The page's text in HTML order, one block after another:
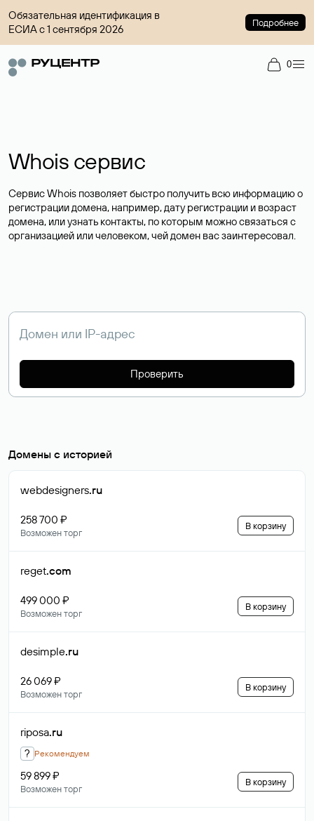
Обязательная идентификация в
ЕСИА с 1 сентября 2026
Подробнее
0
Whois сервис
Сервис Whois позволяет быстро получить всю информацию о
регистрации домена, например, дату регистрации и возраст
домена, или узнать контакты, по которым можно связаться с
организацией или человеком, чей домен вас заинтересовал.
Проверить
Домены с историей
webdesigners.ru
258 700 ₽
Возможен торг
В корзину
reget.com
499 000 ₽
Возможен торг
В корзину
desimple.ru
26 069 ₽
Возможен торг
В корзину
riposa.ru
? Рекомендуем
59 899 ₽
Возможен торг
В корзину